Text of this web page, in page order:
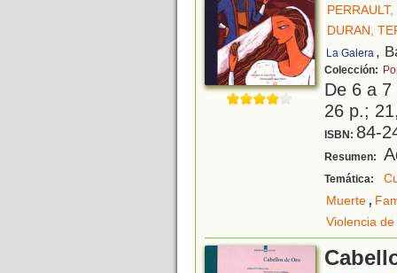
DURAN,
La Galera ,
Colección:
De 6 a
26 p.;
ISBN: 84-
Resumen:
Temática:
Muerte,
Violencia